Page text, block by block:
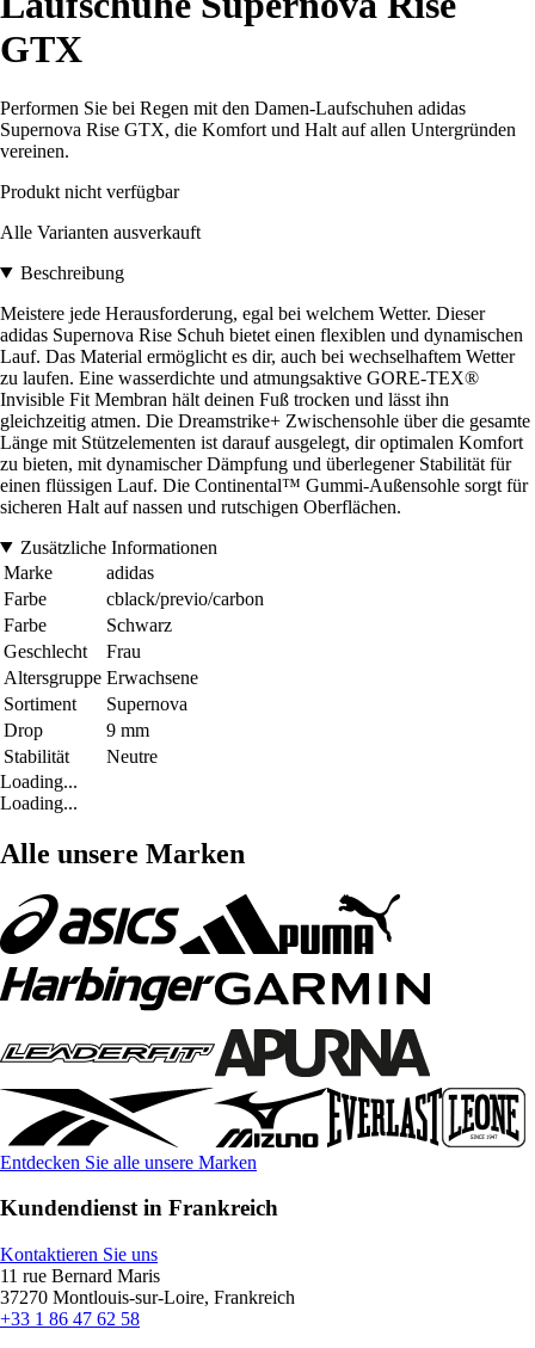
GTX
Performen Sie bei Regen mit den Damen-Laufschuhen adidas
Supernova Rise GTX, die Komfort und Halt auf allen Untergründen
vereinen.
Produkt nicht verfügbar
Alle Varianten ausverkauft
Beschreibung
Meistere jede Herausforderung, egal bei welchem Wetter. Dieser
adidas Supernova Rise Schuh bietet einen flexiblen und dynamischen
Lauf. Das Material ermöglicht es dir, auch bei wechselhaftem Wetter
zu laufen. Eine wasserdichte und atmungsaktive GORE-TEX®
Invisible Fit Membran hält deinen Fuß trocken und lässt ihn
gleichzeitig atmen. Die Dreamstrike+ Zwischensohle über die gesamte
Länge mit Stützelementen ist darauf ausgelegt, dir optimalen Komfort
zu bieten, mit dynamischer Dämpfung und überlegener Stabilität für
einen flüssigen Lauf. Die Continental™ Gummi-Außensohle sorgt für
sicheren Halt auf nassen und rutschigen Oberflächen.
Zusätzliche Informationen
Marke
adidas
Farbe
cblack/previo/carbon
Farbe
Schwarz
Geschlecht
Frau
Altersgruppe Erwachsene
Sortiment
Supernova
Drop
9 mm
Stabilität
Neutre
Loading...
Loading...
Alle unsere Marken
Entdecken Sie alle unsere Marken
Kundendienst in Frankreich
Kontaktieren Sie uns
11 rue Bernard Maris
37270 Montlouis-sur-Loire, Frankreich
+33 1 86 47 62 58